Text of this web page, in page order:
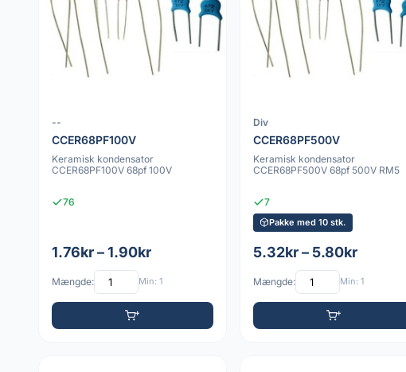
--
CCER68PF100V
Keramisk kondensator
CCER68PF100V 68pf 100V
76
1.76kr – 1.90kr
Mængde: Min: 1
Div
CCER68PF500V
Keramisk kondensator
CCER68PF500V 68pf 500V RM5
7
Pakke med 10 stk.
5.32kr – 5.80kr
Mængde: Min: 1